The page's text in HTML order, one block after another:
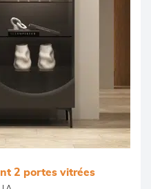
2 portes vitrées